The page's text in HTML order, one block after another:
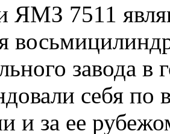
ЯМЗ 7511
завода
себя по
и за ее